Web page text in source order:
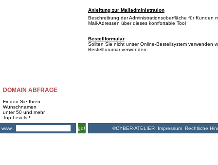
DOMAIN ABFRAGE
Finden Sie Ihren
Wunschnamen
unter 50 und mehr
Top-Levels!!
www .
go!
Anleitung zur Mailadministration
Beschreibung der Administrationsoberfläche für Kunden
Mail-Adressen über dieses komfortable Tool
Bestellformular
Sollten Sie nicht unser Online-Bestellsystem verwenden
Bestellforumar verwenden.
©CYBER-ATELIER Impressum Rechtliche